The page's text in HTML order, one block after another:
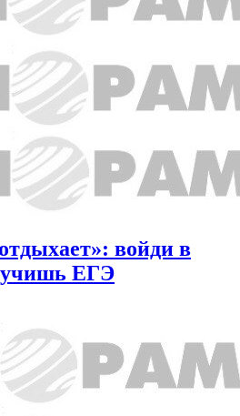
войди в
ЕГЭ